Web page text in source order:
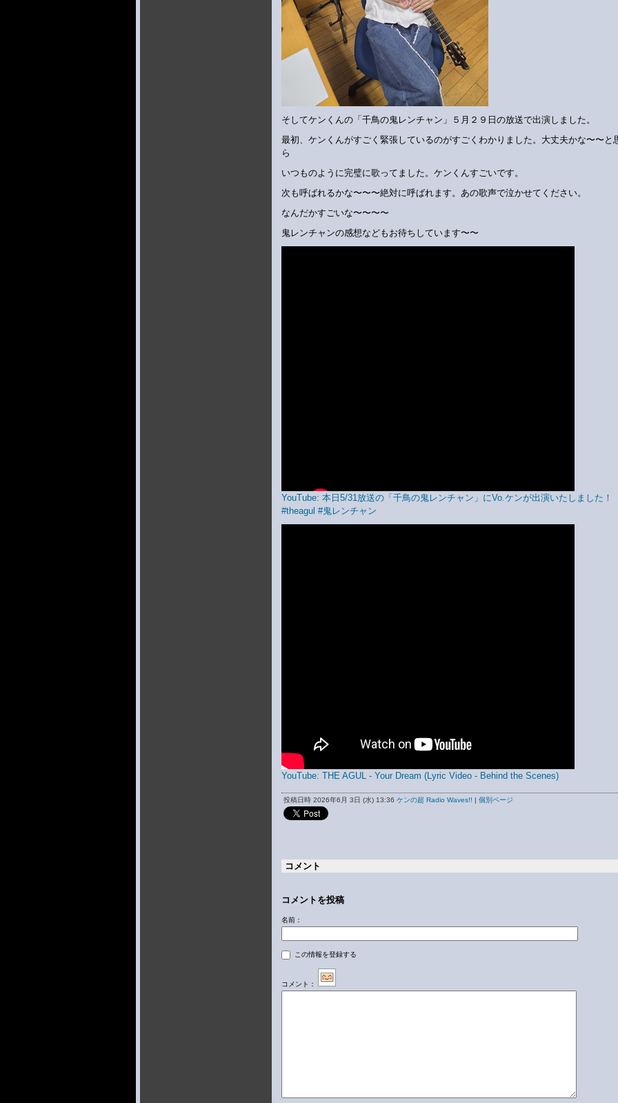
そしてケンくんの「千鳥の鬼レンチャン」５月２９日の放送で出演しました。
最初、ケンくんがすごく緊張しているのがすごくわかりました。大丈夫かな〜〜と
ら
いつものように完璧に歌ってました。ケンくんすごいです。
次も呼ばれるかな〜〜〜絶対に呼ばれます。あの歌声で泣かせてください。
なんだかすごいな〜〜〜〜
鬼レンチャンの感想などもお待ちしています〜〜
YouTube: 本日5/31放送の「千鳥の鬼レンチャン」にVo.ケンが出演いたしました！
#theagul #鬼レンチャン
YouTube: THE AGUL - Your Dream (Lyric Video - Behind the Scenes)
投稿日時 2026年6月 3日 (水) 13:36 ケンの超 Radio Waves!! | 個別ページ
コメント
コメントを投稿
名前：
この情報を登録する
コメント：